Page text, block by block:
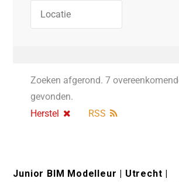
Zoeken afgerond. 7
gevonden.
Herstel
RSS
Junior BIM Modelleur | Utrecht |